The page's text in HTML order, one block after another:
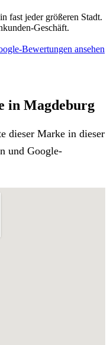
fast jeder größeren Stadt.
Geschäft.
Bewertungen ansehen
in Magdeburg
dieser Marke in dieser
und Google-